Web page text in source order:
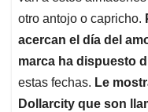
otro antojo o capricho.
acercan el día del
marca ha dispuesto
estas fechas. Le
Dollarcity que son